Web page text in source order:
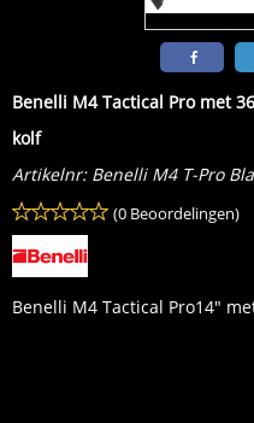
Benelli M4 Tactical Pro met
kolf
Artikelnr: Benelli M4 T-Pro
(0 Beoordelingen)
Benelli M4 Tactical Pro14"